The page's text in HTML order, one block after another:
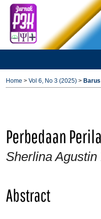
Home > Vol 6, No 3 (2025) > Barus
Perbedaan
Sherlina
Abstract